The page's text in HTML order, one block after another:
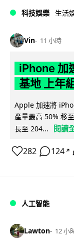
科技娛樂 生活
Vin 11 小時
iPhone 加
基地 上年
Apple 加速將
產量最高 50% 移
長至 204...
閱讀
282 124 ↗
人工智能
Lawton 12 小